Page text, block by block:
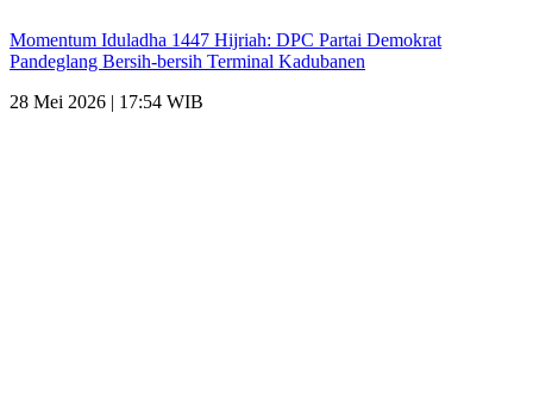
Momentum Iduladha 1447 Hijriah: DPC Partai Demokrat
Pandeglang Bersih-bersih Terminal Kadubanen
28 Mei 2026 | 17:54 WIB